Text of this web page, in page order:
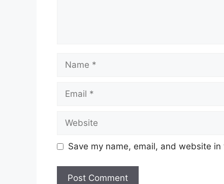
Name
Email
Website
Save my name, email, and website